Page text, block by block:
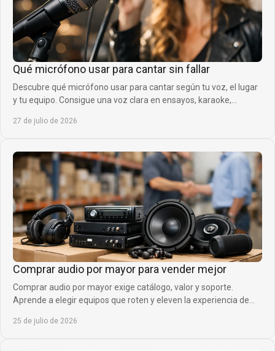
Qué micrófono usar para cantar sin fallar
Descubre qué micrófono usar para cantar según tu voz, el lugar
y tu equipo. Consigue una voz clara en ensayos, karaoke,
27 de julio de 2026
Comprar audio por mayor para vender mejor
Comprar audio por mayor exige catálogo, valor y soporte.
Aprende a elegir equipos que roten y eleven la experiencia de
25 de julio de 2026